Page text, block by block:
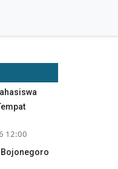
12:00
Bojonegoro